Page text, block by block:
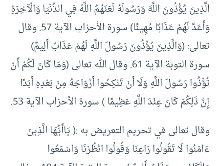
الَّذِينَ يُؤْذُونَ اللَّهَ وَرَسُولَهُ لَعَنَهُمُ اللَّهُ فِي الدُّنْيَا وَالْآخِرَةِ
وَأَعَدَّ لَهُمْ عَذَابًا مُهِينًا) سورة الأحزاب الآية 57. وقال
تعالى: (وَالَّذِينَ يُؤْذُونَ رَسُولَ اللَّهِ لَهُمْ عَذَابٌ أَلِيمٌ)
سورة التوبة الآية 61. وقال الله تعالى (وَمَا كَانَ لَكُمْ أَنْ
تُؤْذُوا رَسُولَ اللَّهِ وَلَا أَنْ تَنْكِحُوا أَزْوَاجَهُ مِنْ بَعْدِهِ أَبَدًا
إِنَّ ذَلِكُمْ كَانَ عِنْدَ اللَّهِ عَظِيمًا ) سورة الأحزاب الآية 53.
وقال تعالى في تحريم التعريض به :( يَاأَيُّهَا الَّذِينَ
ءَامَنُوا لَا تَقُولُوا رَاعِنَا وَقُولُوا انْظُرْنَا وَاسْمَعُوا